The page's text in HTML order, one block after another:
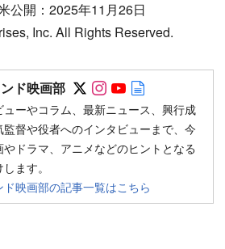
公開：2025年11月26日
Inc. All Rights Reserved.
ド映画部 Follow on SNS
Follow on SNS
Follow on
ーやコラム、最新ニュース、興行成
督や役者へのインタビューまで、今
ドラマ、アニメなどのヒントとなる
ます。
ド映画部の記事一覧はこちら